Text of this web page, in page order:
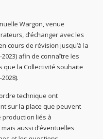
Wargon, venue
d’échanger avec les
cours de révision jusqu’à la
afin de connaître les
la Collectivité souhaite
technique ont
sur la place que peuvent
production liés à
aussi d’éventuelles